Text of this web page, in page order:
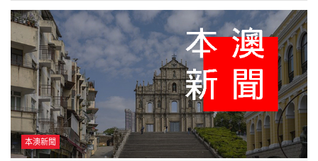
本澳新聞